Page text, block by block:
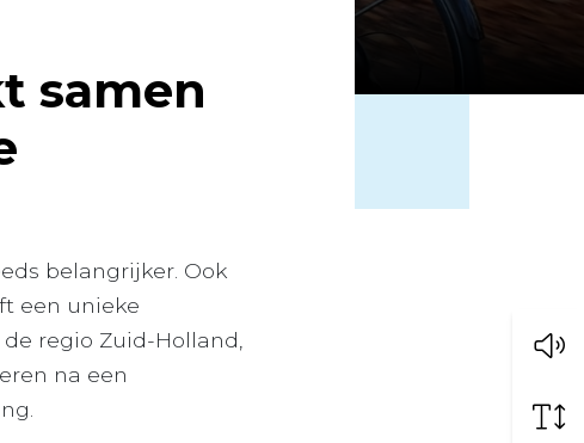
samen
belangrijker. Ook
een unieke
regio Zuid-Holland,
na een